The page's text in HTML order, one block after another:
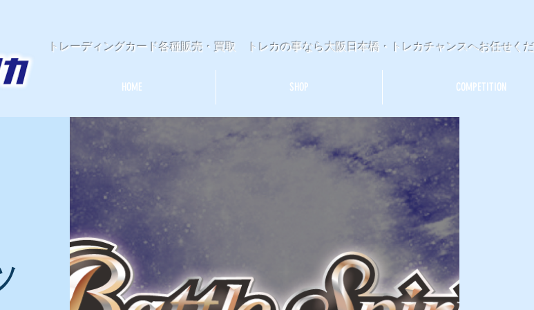
トレーディングカード各種販売・買取 トレカの事なら大阪日本橋・トレカチャンスへお任せく
HOME SHOP COMPETITION